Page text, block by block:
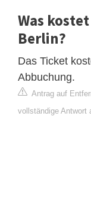
Was
Berlin?
Das Ticket
Abbuchung.
Antrag auf
vollständige Antwort